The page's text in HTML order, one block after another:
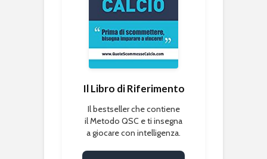
Il Libro di Riferimento
Il bestseller che contiene
il Metodo QSC e ti insegna
a giocare con intelligenza.